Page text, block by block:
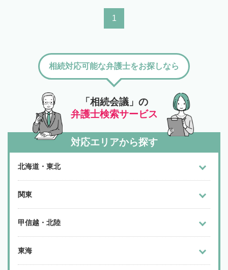
1
「相続会議」の
弁護士検索サービス
相続対応可能な弁護士をお探しなら
対応エリアから探す
北海道・東北
関東
甲信越・北陸
東海